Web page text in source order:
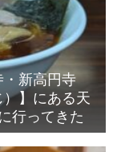
新高円寺
）】にある天
行ってきた